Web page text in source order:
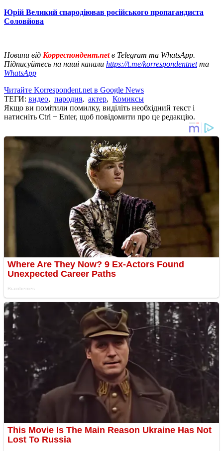
Юрій Великий спародіював російського пропагандиста
Соловйова
Новини від Корреспондент.netв Telegram та WhatsApp.
Підписуйтесь на наші канали https://t.me/korrespondentnetта
WhatsApp
Читайте Korrespondent.net в Google News
ТЕГИ: видео, пародия, актер, Комиксы
Якщо ви помітили помилку, виділіть необхідний текст і
натисніть Ctrl + Enter, щоб повідомити про це редакцію.